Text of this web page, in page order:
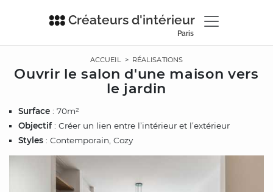
Créateurs d'intérieur
Paris
ACCUEIL> RÉALISATIONS
Ouvrir le salon d'une maison vers
le jardin
Surface : 70m²
Objectif: Créer un lien entre l’intérieur et l’extérieur
Styles : Contemporain, Cozy